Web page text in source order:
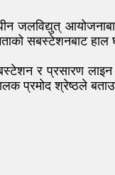
जलविद्युत्
सबस्टेशनबाट हाल
र प्रसारण
प्रमोद श्रेष्ठले